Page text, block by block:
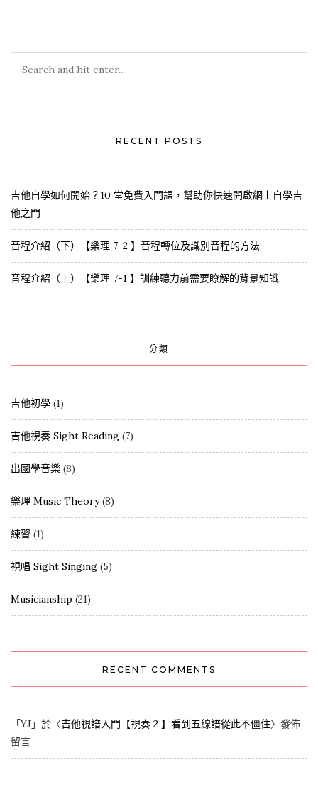
RECENT POSTS
吉他自學如何開始？10 堂免費入門課，幫助你快速開啟網上自學吉
他之門
音程介紹（下）【樂理 7-2 】音程轉位及識別音程的方法
音程介紹（上）【樂理 7-1 】訓練聽力前需要瞭解的背景知識
分類
吉他初學 (1)
吉他視奏 Sight Reading (7)
出國學音樂 (8)
樂理 Music Theory(8)
練習 (1)
視唱 Sight Singing (5)
Musicianship (21)
RECENT COMMENTS
「YJ 」於〈吉他視譜入門【視奏 2 】看到五線譜從此不僵住〉發佈
留言